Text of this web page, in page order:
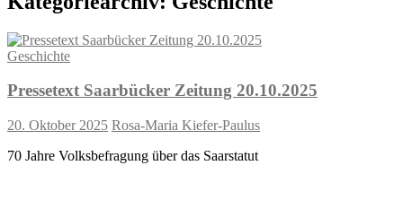
Geschichte
Pressetext Saarbücker Zeitung 20.10.2025
20. Oktober 2025 Rosa-Maria Kiefer-Paulus
70 Jahre Volksbefragung über das Saarstatut